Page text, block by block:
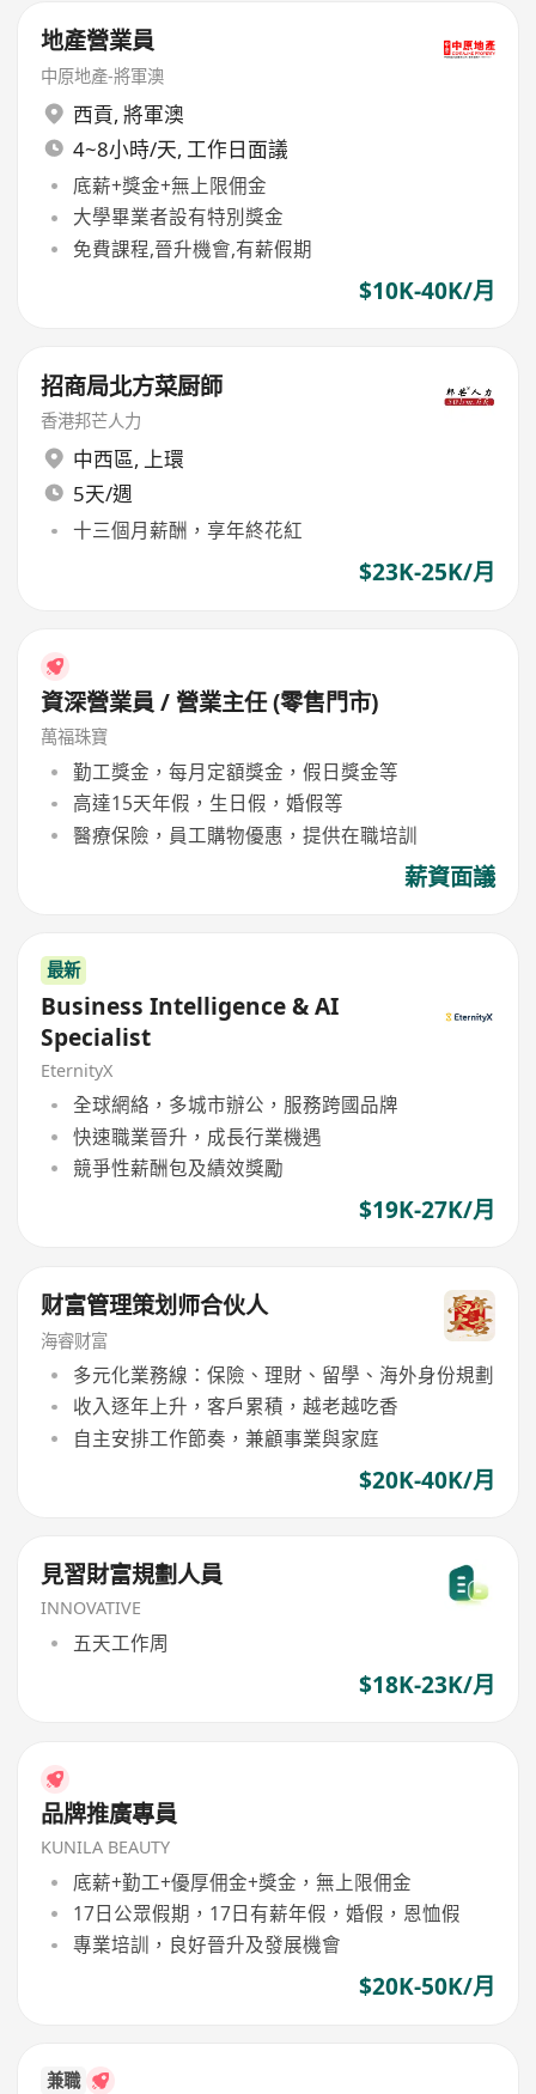
地產營業員
中原地產-將軍澳
西貢, 將軍澳
4~8小時/天, 工作日面議
底薪+獎金+無上限佣金
大學畢業者設有特別獎金
免費課程,晉升機會,有薪假期
$10K-40K/月
招商局北方菜厨師
香港邦芒人力
中西區, 上環
5天/週
十三個月薪酬，享年終花紅
$23K-25K/月
資深營業員 / 營業主任 (零售門市)
萬福珠寶
勤工獎金，每月定額獎金，假日獎金等
高達15天年假，生日假，婚假等
醫療保險，員工購物優惠，提供在職培訓
薪資面議
最新
Business Intelligence & AI
Specialist
EternityX
全球網絡，多城市辦公，服務跨國品牌
快速職業晉升，成長行業機遇
競爭性薪酬包及績效獎勵
$19K-27K/月
财富管理策划师合伙人
海睿财富
多元化業務線：保險、理財、留學、海外身份規劃
收入逐年上升，客戶累積，越老越吃香
自主安排工作節奏，兼顧事業與家庭
$20K-40K/月
見習財富規劃人員
INNOVATIVE
五天工作周
$18K-23K/月
品牌推廣專員
KUNILA BEAUTY
底薪+勤工+優厚佣金+獎金，無上限佣金
17日公眾假期，17日有薪年假，婚假，恩恤假
專業培訓，良好晉升及發展機會
$20K-50K/月
兼職